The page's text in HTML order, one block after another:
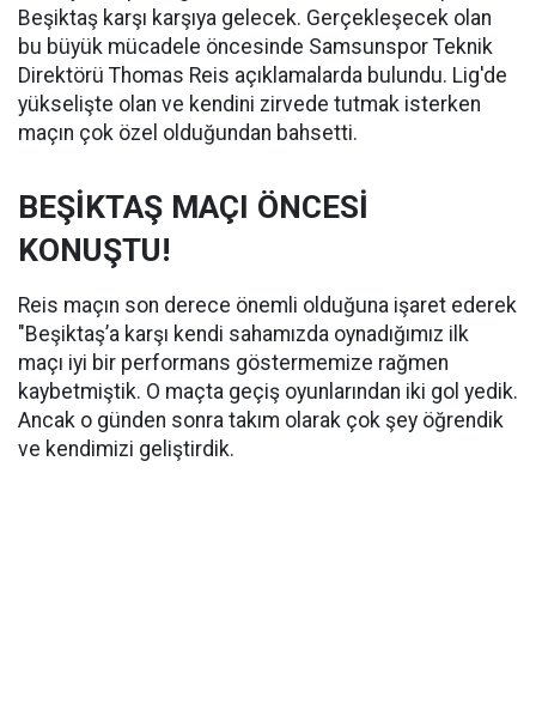
Beşiktaş karşı karşıya gelecek. Gerçekleşecek olan
bu büyük mücadele öncesinde Samsunspor Teknik
Direktörü Thomas Reis açıklamalarda bulundu. Lig'de
yükselişte olan ve kendini zirvede tutmak isterken
maçın çok özel olduğundan bahsetti.
BEŞİKTAŞ MAÇI ÖNCESİ
KONUŞTU!
Reis maçın son derece önemli olduğuna işaret ederek
"Beşiktaş’a karşı kendi sahamızda oynadığımız ilk
maçı iyi bir performans göstermemize rağmen
kaybetmiştik. O maçta geçiş oyunlarından iki gol yedik.
Ancak o günden sonra takım olarak çok şey öğrendik
ve kendimizi geliştirdik.